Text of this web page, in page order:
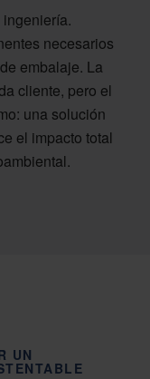
necesarios
embalaje. La
cliente, pero el
una solución
el impacto total
UN